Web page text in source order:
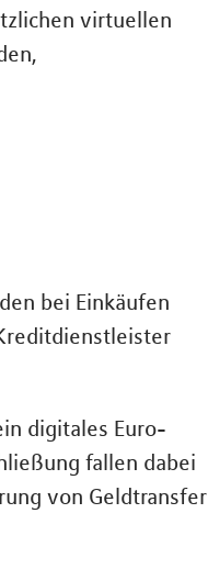
virtuellen
bei Einkäufen
digitales Euro-
fallen dabei
von Geldtransfer